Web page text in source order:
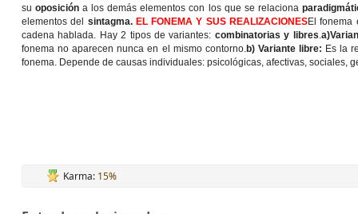
suoposición a los demás elementos con los que se relaciona
elementos del sintagma. EL FONEMA Y SUS REALIZACIONESEl fonema
cadena hablada. Hay 2 tipos de variantes: combinatorias y libres.
fonema no aparecen nunca en el mismo contorno.b) Variante libre: Es la
fonema. Depende de causas individuales: psicológicas, afectivas, sociales,
Karma: 15%